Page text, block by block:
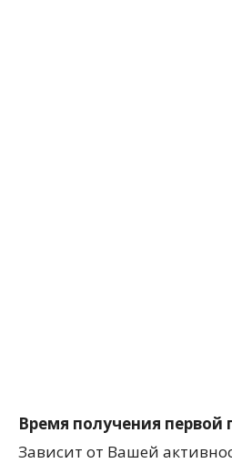
Время получения первой
Зависит от Вашей